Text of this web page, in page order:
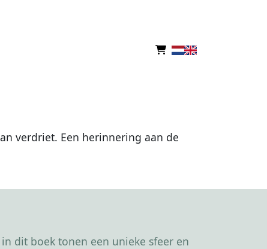
verdriet. Een herinnering aan de
dit boek tonen een unieke sfeer en